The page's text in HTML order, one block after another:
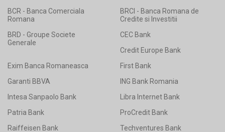
BCR - Banca Comerciala
Romana
BRCI - Banca Romana de
Credite si Investitii
BRD - Groupe Societe
Generale
CEC Bank
Credit Europe Bank
Exim Banca Romaneasca
First Bank
Garanti BBVA
ING Bank Romania
Intesa Sanpaolo Bank
Libra Internet Bank
Patria Bank
ProCredit Bank
Raiffeisen Bank
Techventures Bank